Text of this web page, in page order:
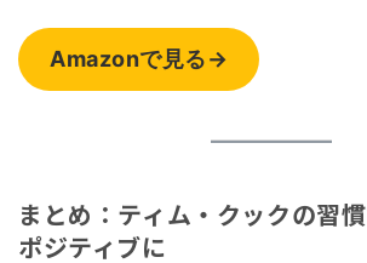
Amazonで見る→
まとめ：ティム・クックの習
ポジティブに